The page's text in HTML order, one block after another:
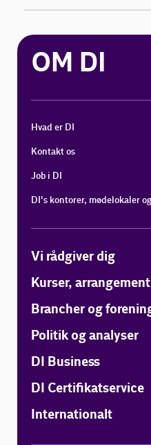
OM DI
Hvad er DI
Kontakt os
Job i DI
DI's kontorer, mødelokaler
Vi rådgiver dig
Kurser,
Brancher og
Politik og analyser
DI Business
DI Certifikatservice
Internationalt